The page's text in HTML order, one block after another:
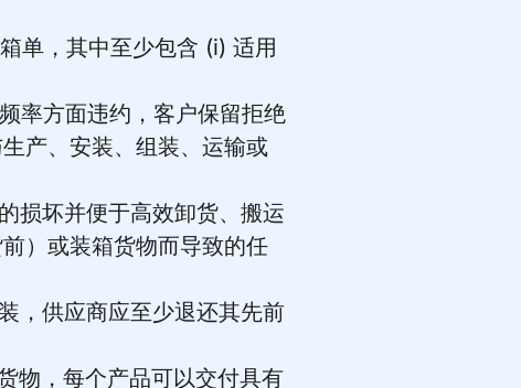
单，其中至少包含 (i) 适用
率方面违约，客户保留拒绝
产、安装、组装、运输或
损坏并便于高效卸货、搬运
）或装箱货物而导致的任
，供应商应至少退还其先前
物，每个产品可以交付具有